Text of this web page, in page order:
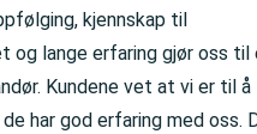
kjennskap til
og lange erfaring gjør oss til
Kundene vet at vi er til å
har god erfaring med oss.